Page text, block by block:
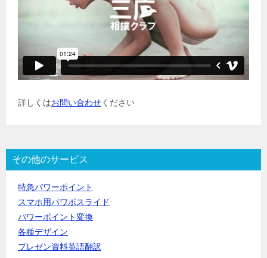
詳しくはお問い合わせください
その他のサービス
特急パワーポイント
スマホ用パワポスライド
パワーポイント変換
各種デザイン
プレゼン資料英語翻訳